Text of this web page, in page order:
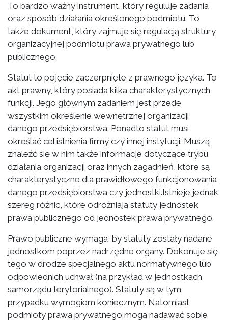
To bardzo ważny instrument, który reguluje zadania
oraz sposób działania określonego podmiotu. To
także dokument, który zajmuje się regulacją struktury
organizacyjnej podmiotu prawa prywatnego lub
publicznego.
Statut to pojęcie zaczerpnięte z prawnego języka. To
akt prawny, który posiada kilka charakterystycznych
funkcji. Jego głównym zadaniem jest przede
wszystkim określenie wewnętrznej organizacji
danego przedsiębiorstwa. Ponadto statut musi
określać cel istnienia firmy czy innej instytucji. Muszą
znaleźć się w nim także informacje dotyczące trybu
działania organizacji oraz innych zagadnień, które są
charakterystyczne dla prawidłowego funkcjonowania
danego przedsiębiorstwa czy jednostki.Istnieje jednak
szereg różnic, które odróżniają statuty jednostek
prawa publicznego od jednostek prawa prywatnego.
Prawo publiczne wymaga, by statuty zostały nadane
jednostkom poprzez nadrzędne organy. Dokonuje się
tego w drodze specjalnego aktu normatywnego lub
odpowiednich uchwał (na przykład w jednostkach
samorządu terytorialnego). Statuty są w tym
przypadku wymogiem koniecznym. Natomiast
podmioty prawa prywatnego mogą nadawać sobie